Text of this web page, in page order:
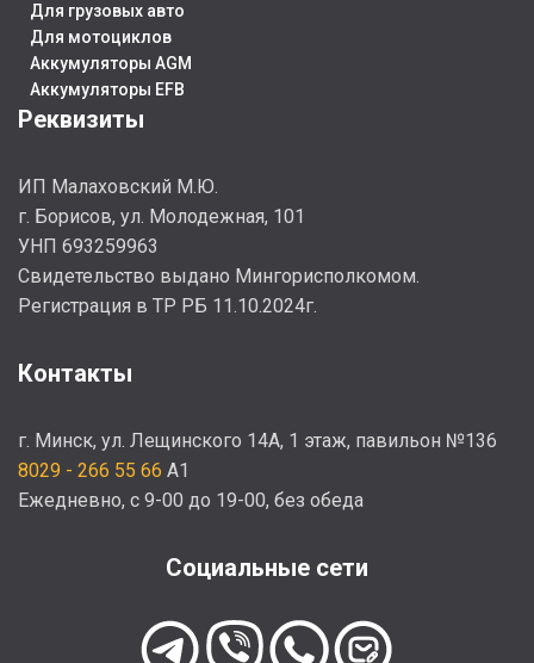
24 месяца
ЕМКОСТЬ, АЧ
Для грузовых авто
Для мотоциклов
Аккумуляторы AGM
Аккумуляторы EFB
Реквизиты
ИП Малаховский М.Ю.
г. Борисов, ул. Молодежная, 101
УНП 693259963
Cвидетельство выдано Мингорисполкомом.
Регистрация в ТР РБ 11.10.2024г.
Контакты
г. Минск, ул. Лещинского 14А, 1 этаж, павильон №136
8029 - 266 55 66 A1
Ежедневно, с 9-00 до 19-00, без обеда
Социальные сети